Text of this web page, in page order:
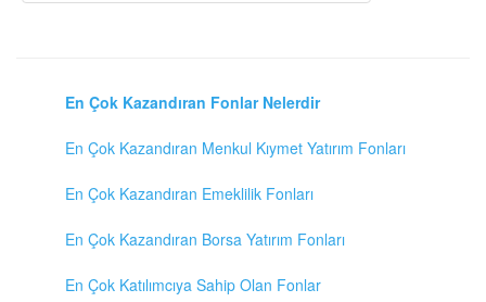
En Çok Kazandıran Fonlar Nelerdir
En Çok Kazandıran Menkul Kıymet Yatırım Fonları
En Çok Kazandıran Emeklilik Fonları
En Çok Kazandıran Borsa Yatırım Fonları
En Çok Katılımcıya Sahip Olan Fonlar